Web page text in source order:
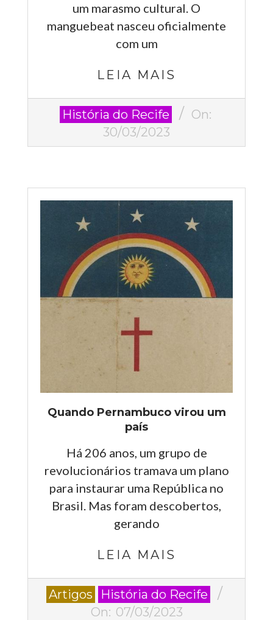
um marasmo cultural. O
manguebeat nasceu oficialmente
com um
LEIA MAIS
2023-
História do Recife
On:
30/03/2023
Quando Pernambuco virou um
país
Há 206 anos, um grupo de
revolucionários tramava um plano
para instaurar uma República no
Brasil. Mas foram descobertos,
gerando
LEIA MAIS
2023-
Artigos
História do Recife
On: 07/03/2023